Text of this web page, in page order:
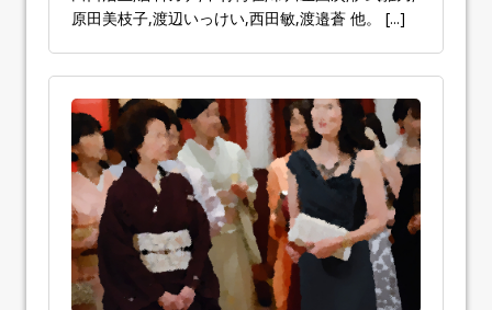
原田美枝子,渡辺いっけい,西田敏,渡邉蒼 他。 [...]